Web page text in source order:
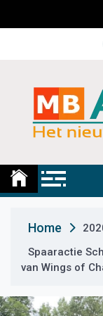
e
t
Home
Spaaractie
van Wings of